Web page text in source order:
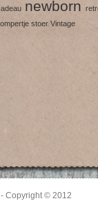
newborn
stoer Vintage
- Copyright © 2012